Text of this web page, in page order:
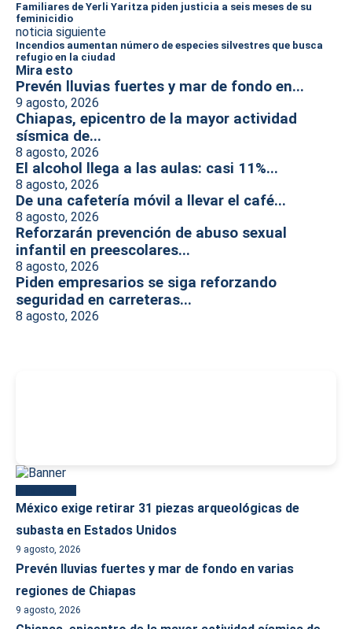
Familiares de Yerli Yaritza piden justicia a seis meses de su
feminicidio
noticia siguiente
Incendios aumentan número de especies silvestres que busca
refugio en la ciudad
Mira esto
Prevén lluvias fuertes y mar de fondo en...
9 agosto, 2026
Chiapas, epicentro de la mayor actividad
sísmica de...
8 agosto, 2026
El alcohol llega a las aulas: casi 11%...
8 agosto, 2026
De una cafetería móvil a llevar el café...
8 agosto, 2026
Reforzarán prevención de abuso sexual
infantil en preescolares...
8 agosto, 2026
Piden empresarios se siga reforzando
seguridad en carreteras...
8 agosto, 2026
México exige retirar 31 piezas arqueológicas de
subasta en Estados Unidos
9 agosto, 2026
Prevén lluvias fuertes y mar de fondo en varias
regiones de Chiapas
9 agosto, 2026